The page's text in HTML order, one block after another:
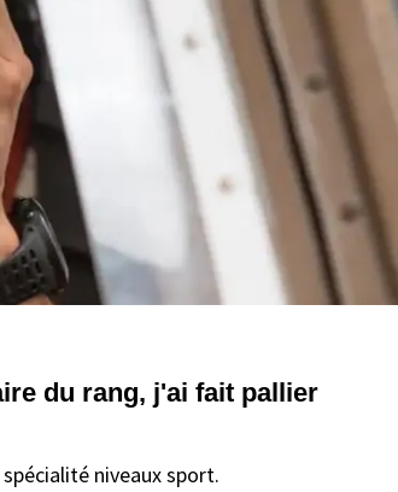
du rang, j'ai fait pallier
niveaux sport.